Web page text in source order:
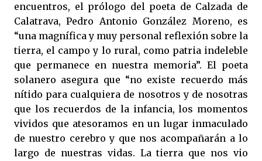
encuentros, el prólogo del poeta de Calzada de
Calatrava, Pedro Antonio González Moreno, es
“una magnífica y muy personal reflexión sobre la
tierra, el campo y lo rural, como patria indeleble
que permanece en nuestra memoria”. El poeta
solanero asegura que “no existe recuerdo más
nítido para cualquiera de nosotros y de nosotras
que los recuerdos de la infancia, los momentos
vividos que atesoramos en un lugar inmaculado
de nuestro cerebro y que nos acompañarán a lo
largo de nuestras vidas. La tierra que nos vio